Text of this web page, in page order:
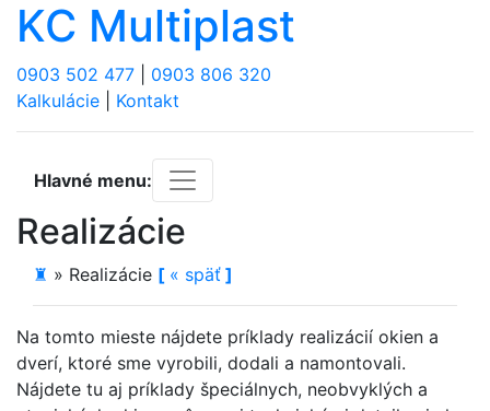
KC Multiplast
0903 502 477
0903 806 320
Kalkulácie
Kontakt
Hlavné menu:
Realizácie
♜ » Realizácie [ « späť ]
Na tomto mieste nájdete príklady realizácií okien a
dverí, ktoré sme vyrobili, dodali a namontovali.
Nájdete tu aj príklady špeciálnych, neobvyklých a